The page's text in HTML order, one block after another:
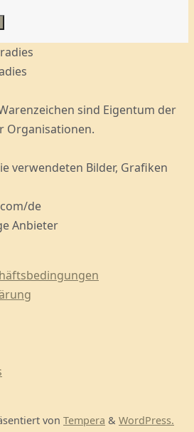
sind Eigentum der
Organisationen.
verwendeten Bilder, Grafiken
de
Anbieter
von Tempera & WordPress.